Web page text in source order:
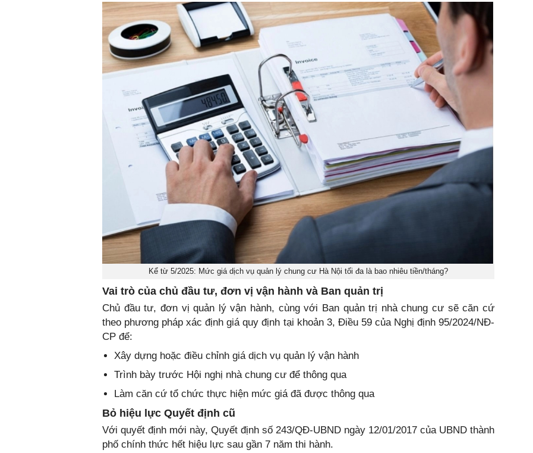
Kể từ 5/2025: Mức giá dịch vụ quản lý chung cư Hà Nội tối đa là bao nhiêu tiền/tháng?
Vai trò của chủ đầu tư, đơn vị vận hành và Ban quản trị
Chủ đầu tư, đơn vị quản lý vận hành, cùng với Ban quản trị nhà chung cư sẽ căn cứ
theo phương pháp xác định giá quy định tại khoản 3, Điều 59 của Nghị định 95/2024/NĐ-
CP để:
Xây dựng hoặc điều chỉnh giá dịch vụ quản lý vận hành
Trình bày trước Hội nghị nhà chung cư để thông qua
Làm căn cứ tổ chức thực hiện mức giá đã được thông qua
Bỏ hiệu lực Quyết định cũ
Với quyết định mới này, Quyết định số 243/QĐ-UBND ngày 12/01/2017 của UBND thành
phố chính thức hết hiệu lực sau gần 7 năm thi hành.